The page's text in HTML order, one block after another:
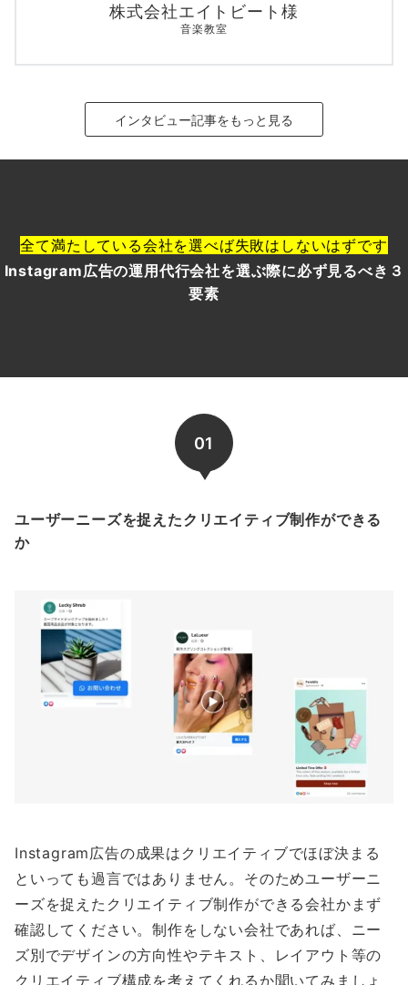
株式会社エイトビート様
音楽教室
インタビュー記事をもっと見る
全て満たしている会社を選べば失敗はしないはずです
Instagram広告の運用代行会社を選ぶ際に必ず見るべき３
要素
01
ユーザーニーズを捉えたクリエイティブ制作ができる
か
Instagram広告の成果はクリエイティブでほぼ決まる
といっても過言ではありません。そのためユーザーニ
ーズを捉えたクリエイティブ制作ができる会社かまず
確認してください。制作をしない会社であれば、ニー
ズ別でデザインの方向性やテキスト、レイアウト等の
クリエイティブ構成を考えてくれるか聞いてみましょ